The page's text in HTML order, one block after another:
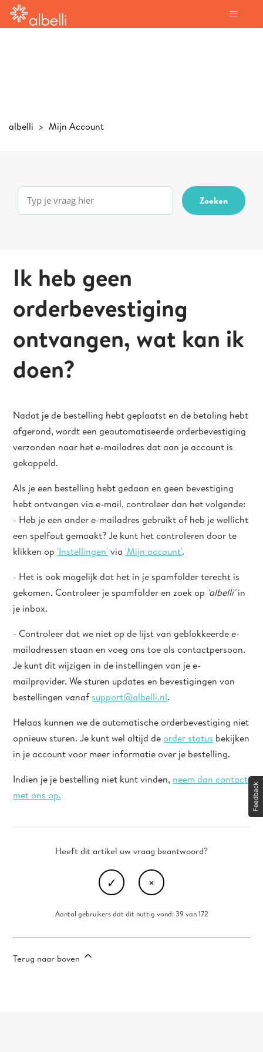
albelli Mijn Account
Ik heb geen
orderbevestiging
ontvangen, wat kan ik
doen?
Nadat je de bestelling hebt geplaatst en de betaling hebt
afgerond, wordt een geautomatiseerde orderbevestiging
verzonden naar het e-mailadres dat aan je account is
gekoppeld.
Als je een bestelling hebt gedaan en geen bevestiging
hebt ontvangen via e-mail, controleer dan het volgende:
- Heb je een ander e-mailadres gebruikt of heb je wellicht
een spelfout gemaakt? Je kunt het controleren door te
klikken op 'Instellingen' via 'Mijn account'.
- Het is ook mogelijk dat het in je spamfolder terecht is
gekomen. Controleer je spamfolder en zoek op 'albelli' in
je inbox.
- Controleer dat we niet op de lijst van geblokkeerde e-
mailadressen staan en voeg ons toe als contactpersoon.
Je kunt dit wijzigen in de instellingen van je e-
mailprovider. We sturen updates en bevestigingen van
bestellingen vanafsupport@albelli.nl.
Helaas kunnen we de automatische orderbevestiging niet
opnieuw sturen. Je kunt wel altijd deorder status bekijken
in je account voor meer informatie over je bestelling.
Indien je je bestelling niet kunt vinden, neem dan contact
met ons op.
Heeft dit artikel uw vraag beantwoord?
Aantal gebruikers dat dit nuttig vond: 39 van 172
Terug naar boven